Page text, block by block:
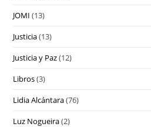
JOMI (13)
Justicia(13)
Justicia y Paz(12)
Libros(3)
Lidia Alcántara(76)
Luz Nogueira(2)